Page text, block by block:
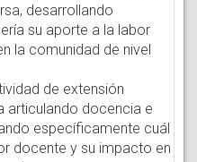
desarrollando
su aporte a la labor
la comunidad de nivel
de extensión
articulando docencia e
específicamente cuál
docente y su impacto en